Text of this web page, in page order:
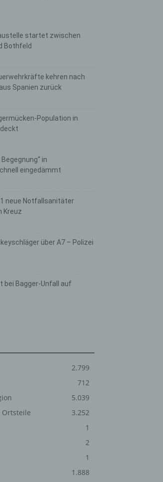
startet zwischen
Bothfeld
kehren nach
Spanien zurück
Population in
in
eingedämmt
neue Notfallsanitäter
Kreuz
über A7 – Polizei
bei Bagger-Unfall auf
2.799
712
5.039
Ortsteile
3.252
1
2
1
1.888